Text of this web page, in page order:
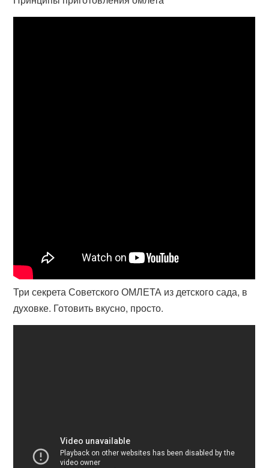
Три секрета Советского ОМЛЕТА из детского сада, в
духовке. Готовить вкусно, просто.